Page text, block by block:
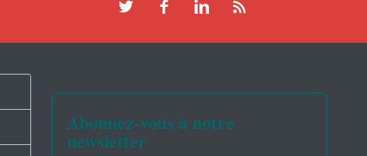
Abonnez-vous à notre
newsletter